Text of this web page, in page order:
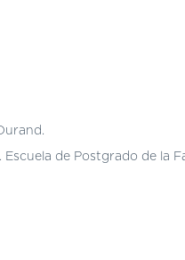
de Postgrado de la